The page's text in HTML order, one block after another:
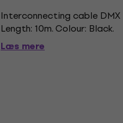
Interconnecting cable DMX
Length: 10m. Colour: Black.
Læs mere